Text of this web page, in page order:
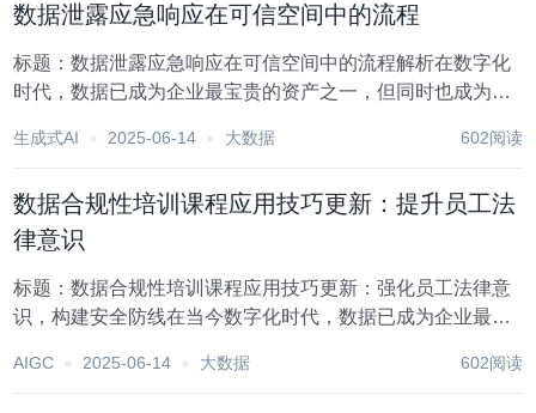
数据泄露应急响应在可信空间中的流程
标题：数据泄露应急响应在可信空间中的流程解析在数字化
时代，数据已成为企业最宝贵的资产之一，但同时也成为了
泄，损害企业声誉，还可能引发法律诉讼和巨额罚款。因
信...
生成式AI 2025-06-14 大数据 602阅读
数据合规性培训课程应用技巧更新：提升员工法
律意识
标题：数据合规性培训课程应用技巧更新：强化员工法律意
识，构建安全防线在当今数字化时代，数据已成为企业最宝
标。随着数据保护法规如欧盟的《通用数据保护条例》
AIGC 2025-06-14 大数据 602阅读